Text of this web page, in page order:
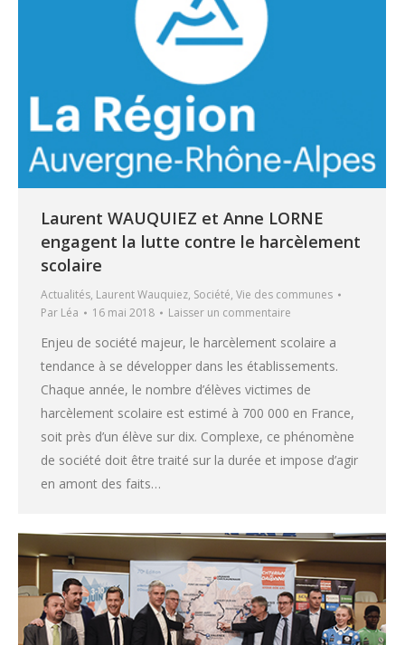
Laurent WAUQUIEZ et Anne LORNE
engagent la lutte contre le harcèlement
scolaire
Actualités, Laurent Wauquiez, Société, Vie des communes
Par Léa 16 mai 2018 Laisser un commentaire
Enjeu de société majeur, le harcèlement scolaire a
tendance à se développer dans les établissements.
Chaque année, le nombre d’élèves victimes de
harcèlement scolaire est estimé à 700 000 en France,
soit près d’un élève sur dix. Complexe, ce phénomène
de société doit être traité sur la durée et impose d’agir
en amont des faits…